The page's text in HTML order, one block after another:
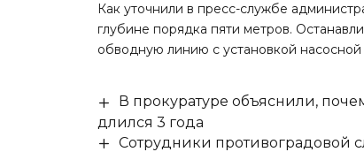
Как уточнили в пресс-службе
глубине порядка пяти метров.
обводную линию с установкой
В прокуратуре объяснили,
длился 3 года
Сотрудники противоградовой